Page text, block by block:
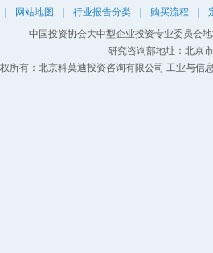
网站地图 行业报告分类 购买流程
中国投资协会大中型企业投资专业委员会
研究咨询部地址：北京
所有：北京科莫迪投资咨询有限公司 工业与